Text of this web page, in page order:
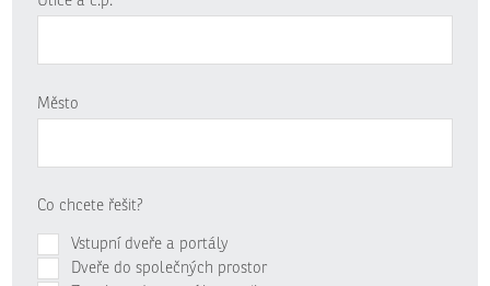
Město
Co chcete řešit?
Vstupní dveře a portály
Dveře do společných prostor